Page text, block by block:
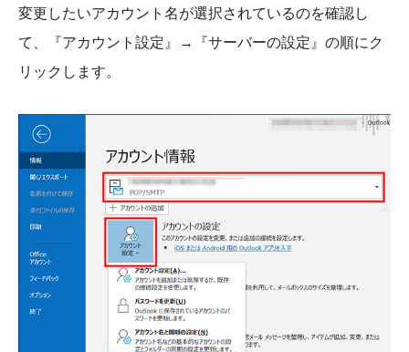
変更したいアカウント名が選択されているのを確認し
て、『アカウント設定』→『サーバーの設定』の順にク
リックします。